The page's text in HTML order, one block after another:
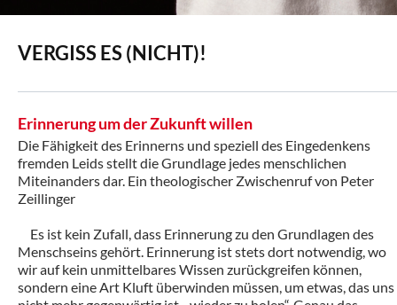
VERGISS ES (NICHT)!
Erinnerung um der Zukunft willen
Die Fähigkeit des Erinnerns und speziell des Eingedenkens
fremden Leids stellt die Grundlage jedes menschlichen
Miteinanders dar. Ein theologischer Zwischenruf von Peter
Zeillinger
Es ist kein Zufall, dass Erinnerung zu den Grundlagen des
Menschseins gehört. Erinnerung ist stets dort notwendig, wo
wir auf kein unmittelbares Wissen zurückgreifen können,
sondern eine Art Kluft überwinden müssen, um etwas, das uns